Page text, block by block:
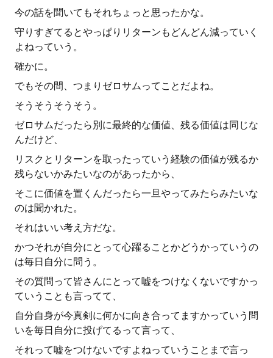
今の話を聞いてもそれちょっと思ったかな。
守りすぎてるとやっぱりリターンもどんどん減っていく
よねっていう。
確かに。
でもその間、つまりゼロサムってことだよね。
そうそうそうそう。
ゼロサムだったら別に最終的な価値、残る価値は同じな
んだけど、
リスクとリターンを取ったっていう経験の価値が残るか
残らないかみたいなのがあったから、
そこに価値を置くんだったら一旦やってみたらみたいな
のは聞かれた。
それはいい考え方だな。
かつそれが自分にとって心躍ることかどうかっていうの
は毎日自分に問う。
その質問って皆さんにとって嘘をつけなくないですかっ
ていうことも言ってて、
自分自身が今真剣に何かに向き合ってますかっていう問
いを毎日自分に投げてるって言って、
それって嘘をつけないですよねっていうことまで言っ